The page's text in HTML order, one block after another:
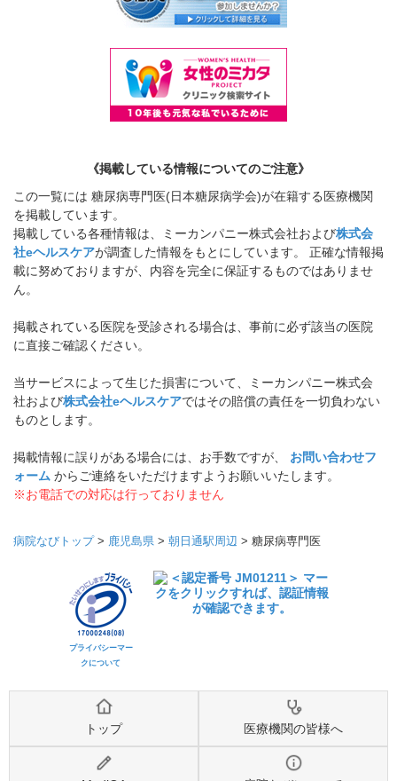
《掲載している情報についてのご注意》
この一覧には 糖尿病専門医(日本糖尿病学会)が在籍する医療機関
を掲載しています。
掲載している各種情報は、ミーカンパニー株式会社および株式会
社eヘルスケアが調査した情報をもとにしています。 正確な情報掲
載に努めておりますが、内容を完全に保証するものではありませ
ん。
掲載されている医院を受診される場合は、事前に必ず該当の医院
に直接ご確認ください。
当サービスによって生じた損害について、ミーカンパニー株式会
社および株式会社eヘルスケアではその賠償の責任を一切負わない
ものとします。
掲載情報に誤りがある場合には、お手数ですが、 お問い合わせフ
ォーム からご連絡をいただけますようお願いいたします。
※お電話での対応は行っておりません
病院なびトップ> 鹿児島県 > 朝日通駅周辺 > 糖尿病専門医
プライバシーマー
クについて
トップ 医療機関の皆様へ